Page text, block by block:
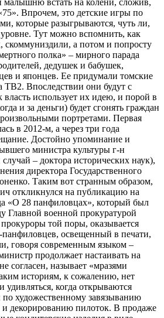
Впрочем, это детские игры по
которые разыгрываются, чуть ли,
Тут можно вспомнить, как
скоммуниздили, а потом и попросту
полка» – мирного парада
дедушек и бабушек,
и японцев. Ее придумали томские
ТВ2. Впоследствии они будут с
власть использует их идею, и порой в
и за деньги) будет сгонять граждан
портретами. Первая
в 2012-м, а через три года
Достойно упоминание и
министра культуры г-н
– доктора исторических наук),
директора Государственного
Таким вот странным образом,
откликнулся на публикацию на
«О 28 панфиловцах», который был
Главной военной прокуратурой
той поры, оказывается
панфиловцев, освещенный в печати,
говоря современным языком –
продолжает настаивать на
согласен, называет «мразями
историям, к сожалению, нет
удивляться, когда открываются
художественному завязыванию
и декорированию пилоток. В продаже